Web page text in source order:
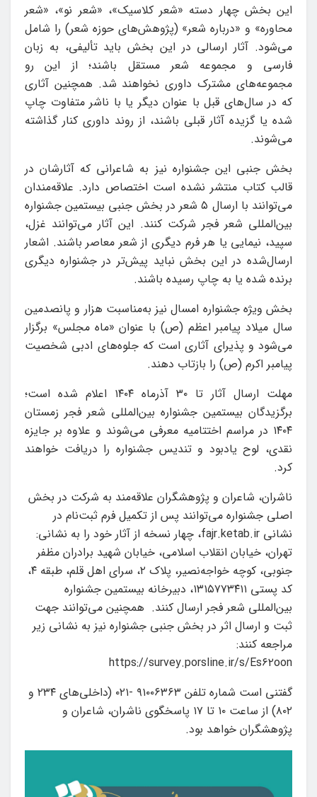
این بخش چهار دسته «شعر کلاسیک»، «شعر نو»، «شعر
محاوره» و «درباره شعر» (پژوهش‌های حوزه شعر) را شامل
می‌شود. آثار ارسالی در این بخش باید تألیفی، به زبان
فارسی و مجموعه شعر مستقل باشند؛ از این رو
مجموعه‌های مشترک داوری نخواهند شد. همچنین آثاری
که در سال‌های قبل با عنوان دیگر یا با ناشر متفاوت چاپ
شده یا گزیده آثار قبلی باشند، از روند داوری کنار گذاشته
می‌شوند.
بخش جنبی این جشنواره نیز به شاعرانی که آثارشان در
قالب کتاب منتشر نشده است اختصاص دارد. علاقه‌مندان
می‌توانند با ارسال ۵ شعر در بخش جنبی بیستمین جشنواره
بین‌المللی شعر فجر شرکت کنند. این آثار می‌توانند غزل،
سپید، نیمایی یا هر فرم دیگری از شعر معاصر باشند. اشعار
ارسال‌شده در این بخش نباید پیش‌تر در جشنواره دیگری
برنده شده یا به چاپ رسیده باشند.
بخش ویژه جشنواره امسال نیز به‌مناسبت هزار و پانصدمین
سال میلاد پیامبر اعظم (ص) با عنوان «ماه مجلس» برگزار
می‌شود و پذیرای آثاری است که جلوه‌های ادبی شخصیت
پیامبر اکرم (ص) را بازتاب دهند.
مهلت ارسال آثار تا ۳۰ آذرماه ۱۴۰۴ اعلام شده است؛
برگزیدگان بیستمین جشنواره بین‌المللی شعر فجر زمستان
۱۴۰۴ در مراسم اختتامیه معرفی می‌شوند و علاوه بر جایزه
نقدی، لوح یادبود و تندیس جشنواره را دریافت خواهند
کرد.
ناشران، شاعران و پژوهشگران علاقه‌مند به شرکت در بخش
اصلی جشنواره می‌توانند پس از تکمیل فرم ثبت‌نام در
نشانی fajr.ketab.ir، چهار نسخه از آثار خود را به نشانی:
تهران، خیابان انقلاب اسلامی، خیابان شهید برادران مظفر
جنوبی، کوچه خواجه‌نصیر، پلاک ۲، سرای اهل قلم، طبقه ۴،
کد پستی ۱۳۱۵۷۷۳۴۱۱، دبیرخانه بیستمین جشنواره
بین‌المللی شعر فجر ارسال کنند. همچنین می‌توانند جهت
ثبت و ارسال اثر در بخش جنبی جشنواره نیز به نشانی زیر
مراجعه کنند:
https://survey.porsline.ir/s/Es۶۲oon
گفتنی است شماره تلفن ۹۱۰۰۶۳۶۳ -۰۲۱ (داخلی‌های ۲۳۴ و
۸۰۲) از ساعت ۱۰ تا ۱۷ پاسخگوی ناشران، شاعران و
پژوهشگران خواهد بود.